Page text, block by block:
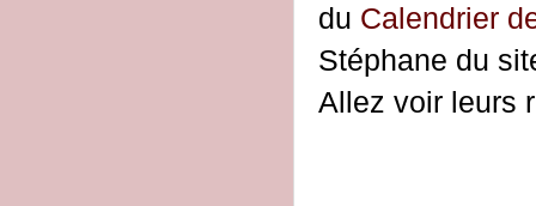
du Calendrier
Stéphane du
Allez voir leurs